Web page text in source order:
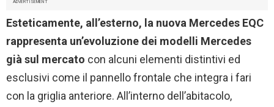
ADVERTISEMENT
Esteticamente, all’esterno, la nuova Mercedes EQC
rappresenta un’evoluzione dei modelli Mercedes
già sul mercato con alcuni elementi distintivi ed
esclusivi come il pannello frontale che integra i fari
con la griglia anteriore. All’interno dell’abitacolo,